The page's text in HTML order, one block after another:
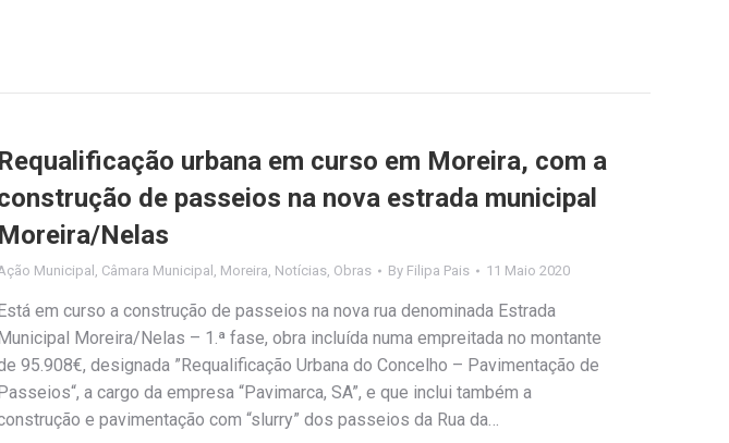
Requalificação urbana em curso em Moreira, com a
de passeios na nova estrada municipal
Moreira/Nelas
Municipal Câmara Municipal Moreira Notícias Obras By Filipa Pais 11 Maio 2020
em curso a construção de passeios na nova rua denominada Estrada
Moreira/Nelas – 1.ª fase, obra incluída numa empreitada no montante
95.908€, designada ”Requalificação Urbana do Concelho – Pavimentação de
a cargo da empresa “Pavimarca, SA”, e que inclui também a
e pavimentação com “slurry” dos passeios da Rua da…